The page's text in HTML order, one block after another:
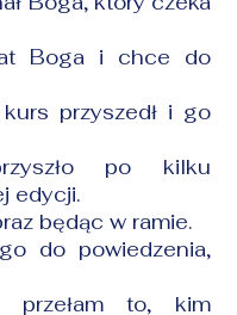
Boga i chce do
przyszedł i go
po kilku
edycji.
będąc w ramie.
do powiedzenia,
przełam to, kim